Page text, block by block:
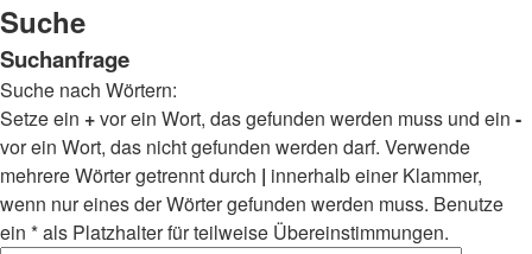
Suche
Suchanfrage
Suche nach Wörtern:
Setze ein +vor ein Wort, das gefunden werden muss und ein -
vor ein Wort, das nicht gefunden werden darf. Verwende
mehrere Wörter getrennt durch | innerhalb einer Klammer,
wenn nur eines der Wörter gefunden werden muss. Benutze
ein * als Platzhalter für teilweise Übereinstimmungen.